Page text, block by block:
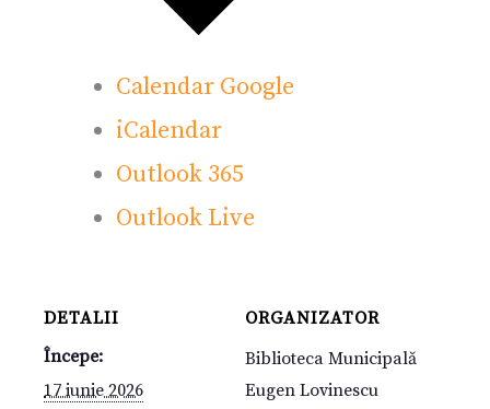
Calendar Google
iCalendar
Outlook 365
Outlook Live
DETALII
Începe:
17 iunie 2026
ORGANIZATOR
Biblioteca Municipală
Eugen Lovinescu